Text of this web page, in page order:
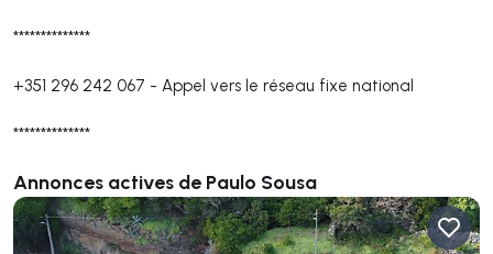
**************
+351 296 242 067 - Appel vers le réseau fixe national
**************
Annonces actives de Paulo Sousa